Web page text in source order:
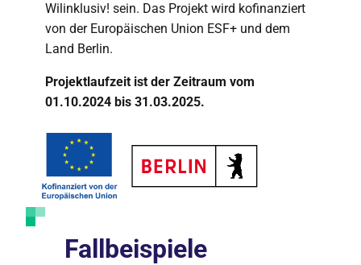
Wilinklusiv! sein. Das Projekt wird kofinanziert
von der Europäischen Union ESF+ und dem
Land Berlin.
Projektlaufzeit ist der Zeitraum vom
01.10.2024 bis 31.03.2025.
Fallbeispiele